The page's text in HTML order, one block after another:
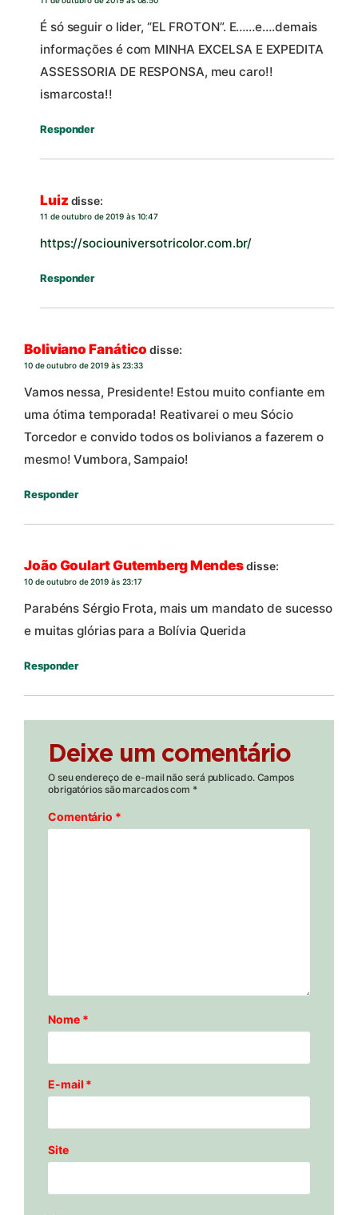
É só seguir o lider, “EL FROTON”. E……e….demais
informações é com MINHA EXCELSA E EXPEDITA
ASSESSORIA DE RESPONSA, meu caro!!
ismarcosta!!
Responder
Luiz disse:
11 de outubro de 2019 às 10:47
https://sociouniversotricolor.com.br/
Responder
Boliviano Fanático disse:
10 de outubro de 2019 às 23:33
Vamos nessa, Presidente! Estou muito confiante em
uma ótima temporada! Reativarei o meu Sócio
Torcedor e convido todos os bolivianos a fazerem o
mesmo! Vumbora, Sampaio!
Responder
João Goulart Gutemberg Mendesdisse:
10 de outubro de 2019 às 23:17
Parabéns Sérgio Frota, mais um mandato de sucesso
e muitas glórias para a Bolívia Querida
Responder
Deixe um comentário
O seu endereço de e-mail não será publicado. Campos
obrigatórios são marcados com *
Comentário *
Nome *
E-mail *
Site